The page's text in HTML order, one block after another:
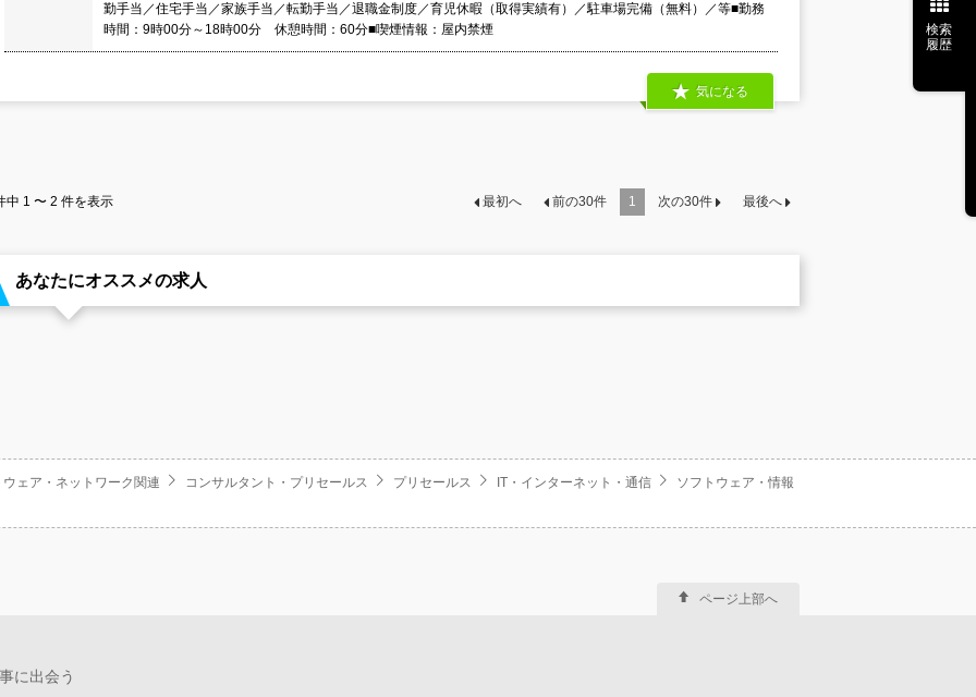
勤手当／住宅手当／家族手当／転勤手当／退職金制度／育児休暇（取得実績有）／駐車場完備（無料）／等■勤務
時間：9時00分～18時00分 休憩時間：60分■喫煙情報：屋内禁煙
気になる
中 1 〜 2 件を表示 最初へ 前の30件 1 次の30件 最後へ
あなたにオススメの求人
ウェア・ネットワーク関連 コンサルタント・プリセールス プリセールス IT・インターネット・通信 ソフトウェア・情報
検索
履歴
に出会う
ページ上部へ